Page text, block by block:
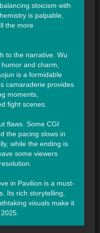
stoicism with
is palpable,
the more
to the narrative. Wu
and charm,
is a formidable
camaraderie provides
moments,
fight scenes.
flaws. Some CGI
the pacing slows in
while the ending is
some viewers
in Pavilion is a must-
Its rich storytelling,
visuals make it